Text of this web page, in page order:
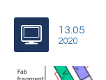
13.05
2020